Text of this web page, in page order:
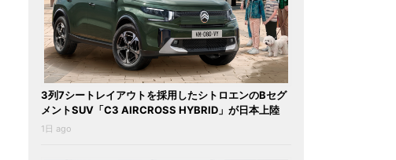
3列7シートレイアウトを採用したシトロエンのBセグ
メントSUV「C3 AIRCROSS HYBRID」が日本上陸
1日 ago